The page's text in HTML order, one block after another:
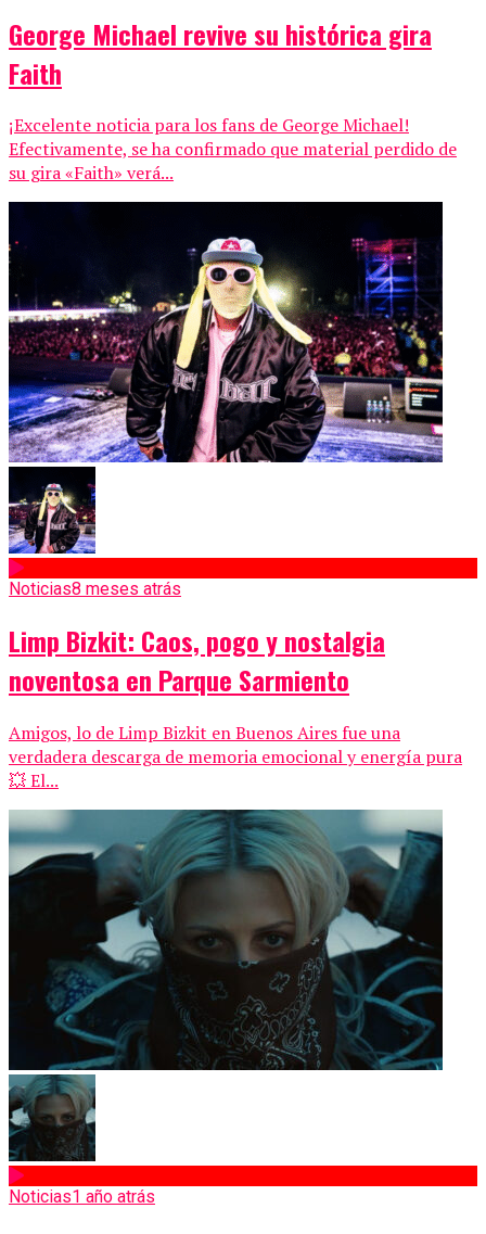
George Michael revive su histórica gira
Faith
¡Excelente noticia para los fans de George Michael!
Efectivamente, se ha confirmado que material perdido de
su gira «Faith» verá...
Noticias8 meses atrás
Limp Bizkit: Caos, pogo y nostalgia
noventosa en Parque Sarmiento
Amigos, lo de Limp Bizkit en Buenos Aires fue una
verdadera descarga de memoria emocional y energía pura
💥 El...
Noticias1 año atrás